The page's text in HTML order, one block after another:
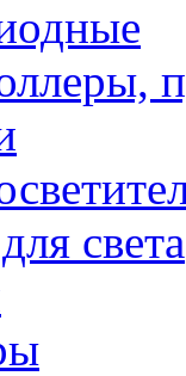
света